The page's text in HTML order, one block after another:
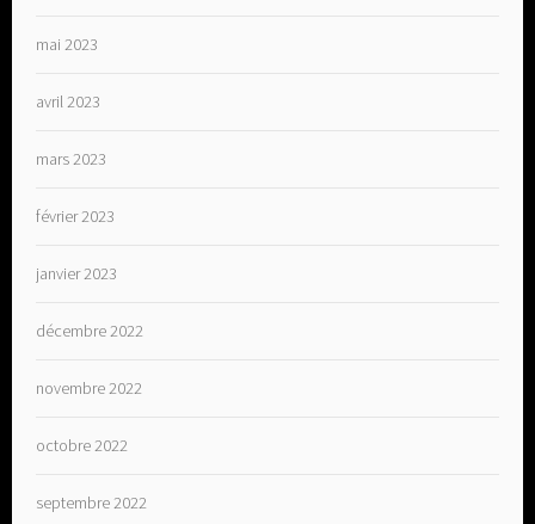
mai 2023
avril 2023
mars 2023
février 2023
janvier 2023
décembre 2022
novembre 2022
octobre 2022
septembre 2022